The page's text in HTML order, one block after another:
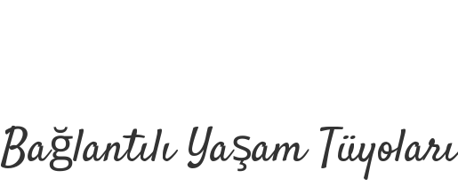
Bağlantılı Yaşam Tüyoları